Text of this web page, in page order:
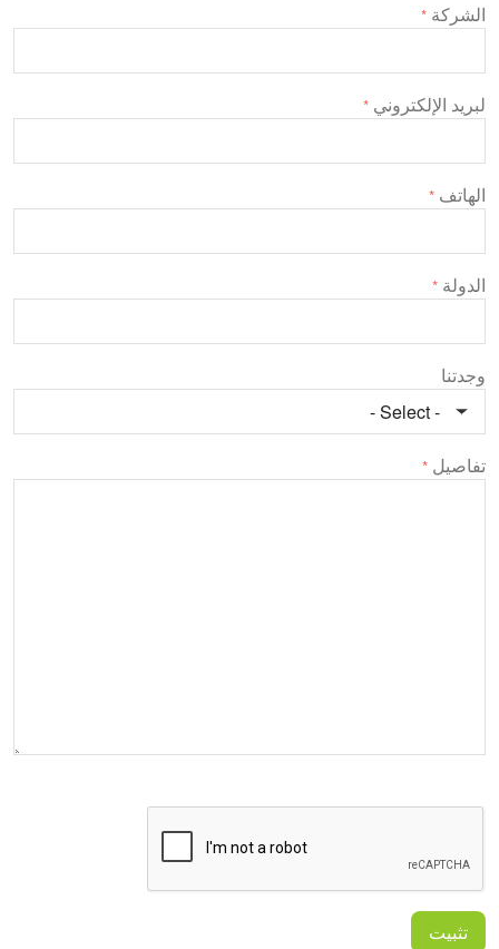
الشركة *
لبريد الإلكتروني *
الهاتف *
الدولة *
وجدتنا
تفاصيل *